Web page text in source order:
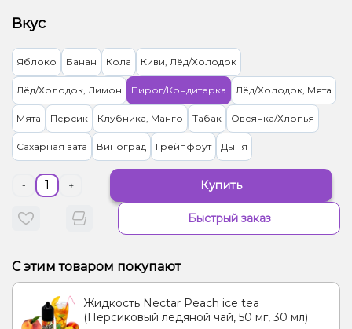
Вкус
Яблоко Банан Кола Киви, Лёд/Холодок
Лёд/Холодок, Лимон Пирог/Кондитерка Лёд/Холодок, Мята
Мята Персик Клубника, Манго Табак Овсянка/Хлопья
Сахарная вата Виноград Грейпфрут Дыня
- + Купить
Быстрый заказ
С этим товаром покупают
Жидкость Nectar Peach ice tea
(Персиковый ледяной чай, 50 мг, 30 мл)